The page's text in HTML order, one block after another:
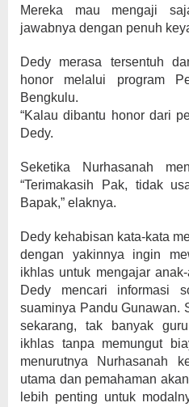
Mereka mau mengaji
jawabnya dengan penuh
Dedy merasa tersentuh
honor melalui program
Bengkulu.
“Kalau dibantu honor dari
Dedy.
Seketika Nurhasanah
“Terimakasih Pak, tidak
Bapak,” elaknya.
Dedy kehabisan kata-kata
dengan yakinnya ingin
ikhlas untuk mengajar
Dedy mencari informasi
suaminya Pandu Gunawan.
sekarang, tak banyak
ikhlas tanpa memungut
menurutnya Nurhasanah
utama dan pemahaman
lebih penting untuk